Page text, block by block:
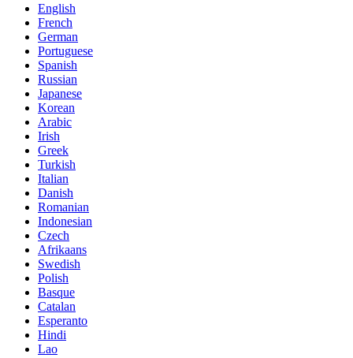
English
French
German
Portuguese
Spanish
Russian
Japanese
Korean
Arabic
Irish
Greek
Turkish
Italian
Danish
Romanian
Indonesian
Czech
Afrikaans
Swedish
Polish
Basque
Catalan
Esperanto
Hindi
Lao